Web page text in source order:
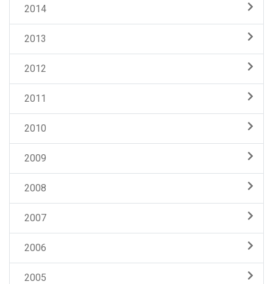
2014
2013
2012
2011
2010
2009
2008
2007
2006
2005